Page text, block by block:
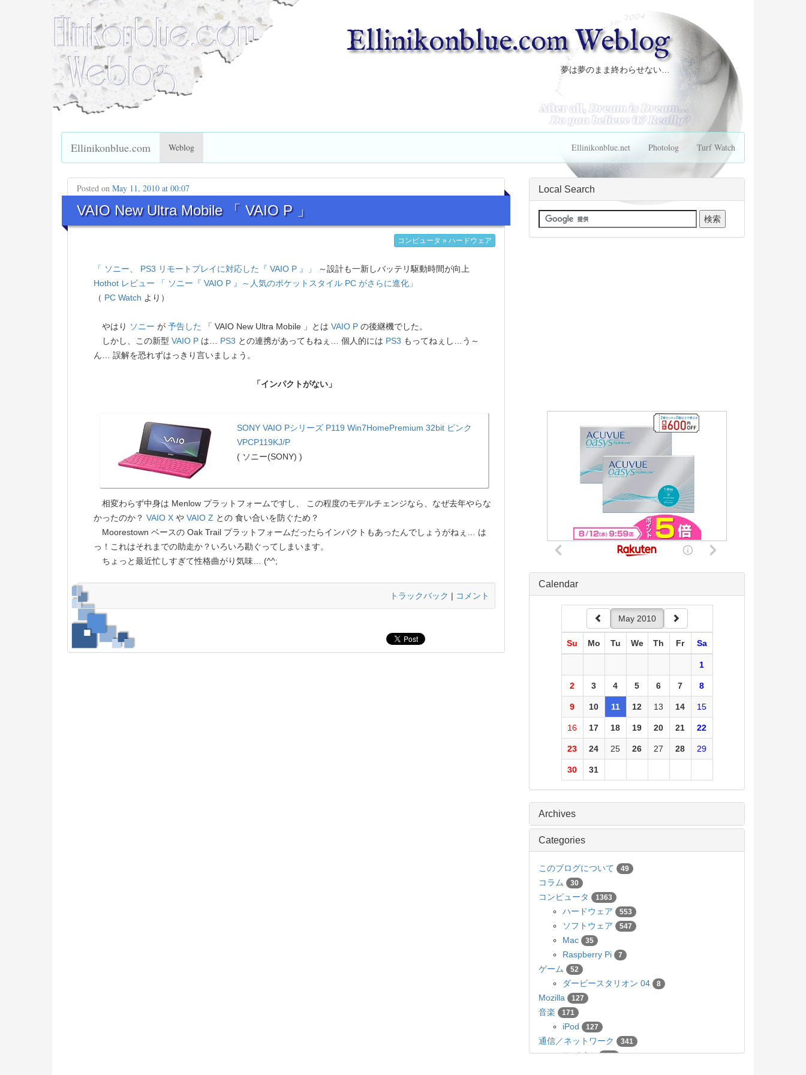
Ellinikonblue.com Weblog
夢は夢のまま終わらせない…
Ellinikonblue.com Weblog Ellinikonblue.net Photolog Turf Watch
Posted on May 11, 2010 at 00:07
VAIO New Ultra Mobile 「 VAIO P 」
コンピュータ » ハードウェア
「 ソニー、 PS3 リモートプレイに対応した『 VAIO P 』」
～設計も一新しバッテリ駆動時間が向上
Hothot レビュー
「 ソニー『 VAIO P 』～人気のポケットスタイル PC がさらに進化」
（ PC Watch より）
やはり ソニー が 予告した 「 VAIO New Ultra Mobile 」とは VAIO P の後継機でした。
しかし、この新型 VAIO P は… PS3 との連携があってもねぇ… 個人的には PS3 もってねぇし…う～
ん… 誤解を恐れずはっきり言いましょう。
「インパクトがない」
SONY VAIO Pシリーズ P119 Win7HomePremium 32bit ピンク
VPCP119KJ/P
( ソニー(SONY) )
相変わらず中身は Menlow プラットフォームですし、 この程度のモデルチェンジなら、なぜ去年やらな
かったのか？ VAIO X や VAIO Z との 食い合いを防ぐため？
Moorestown ベースの Oak Trail プラットフォームだったらインパクトもあったんでしょうがねぇ… は
っ！これはそれまでの助走か？いろいろ勘ぐってしまいます。
ちょっと最近忙しすぎて性格曲がり気味… (^^;
トラックバック | コメント
Local Search
Calendar
May 2010
Su Mo Tu We Th Fr Sa
1
2 3 4 5 6 7 8
9 10 11 12 13 14 15
16 17 18 19 20 21 22
23 24 25 26 27 28 29
30 31
Archives
Categories
このブログについて 49
コラム 30
コンピュータ 1363
ハードウェア 553
ソフトウェア 547
Mac 35
Raspberry Pi 7
ゲーム 52
ダービースタリオン 04 8
Mozilla 127
音楽 171
iPod 127
通信／ネットワーク 341
モバイル 136